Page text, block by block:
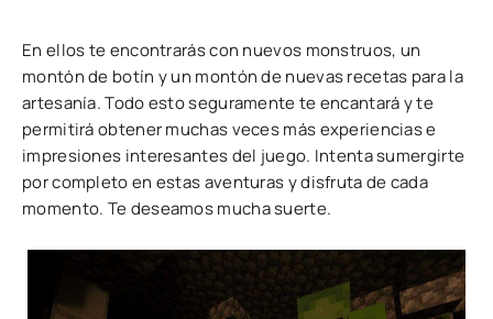
En ellos te encontrarás con nuevos monstruos, un
montón de botín y un montón de nuevas recetas para la
artesanía. Todo esto seguramente te encantará y te
permitirá obtener muchas veces más experiencias e
impresiones interesantes del juego. Intenta sumergirte
por completo en estas aventuras y disfruta de cada
momento. Te deseamos mucha suerte.